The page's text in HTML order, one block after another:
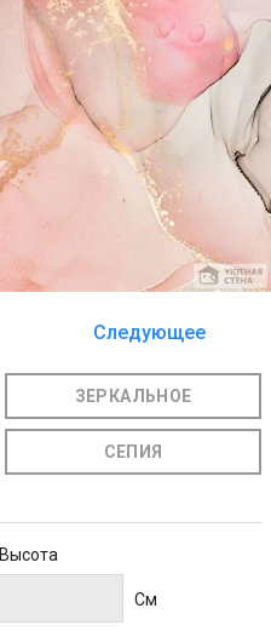
Следующее
ЗЕРКАЛЬНОЕ
СЕПИЯ
Высота
Cм